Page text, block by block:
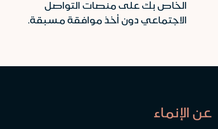
الخاص بك على منصات التواصل
الاجتماعي دون أخذ موافقة مسبقة.
عن الإنماء